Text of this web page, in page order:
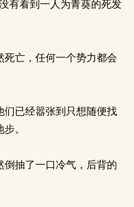
有看到一人为青葵的死发
亡，任何一个势力都会
已经嚣张到只想随便找
。
抽了一口冷气，后背的